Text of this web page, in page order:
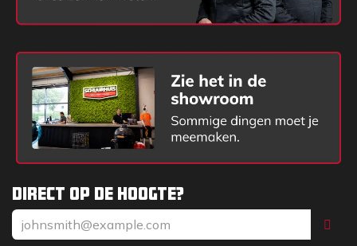
Direct op de hoogte?